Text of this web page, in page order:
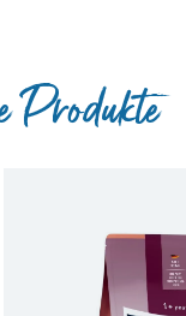
Produkte